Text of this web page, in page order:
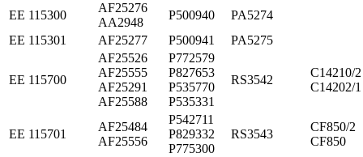
ЕЕ 115300
AF25276
AA2948
P500940
PA5274
ЕЕ 115301
AF25277 P500941 PA5275
ЕЕ 115700
AF25526
AF25555
AF25291
AF25588
P772579
P827653
P535770
P535331
RS3542
C14210/2
C14202/1
ЕЕ 115701
AF25484
AF25556
P542711
P829332
P775300
RS3543
CF850/2
CF850